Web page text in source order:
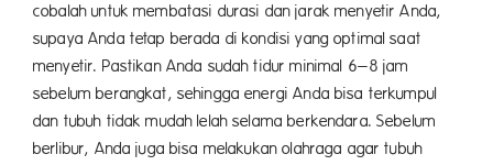
cobalah untuk membatasi durasi dan jarak menyetir Anda,
supaya Anda tetap berada di kondisi yang optimal saat
menyetir. Pastikan Anda sudah tidur minimal 6–8 jam
sebelum berangkat, sehingga energi Anda bisa terkumpul
dan tubuh tidak mudah lelah selama berkendara. Sebelum
berlibur, Anda juga bisa melakukan olahraga agar tubuh